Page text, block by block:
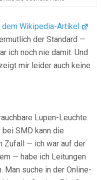
dem Wikipedia-Artikel
der Standard —
ich noch nie damit. Und
mir leider auch keine
Lupen-Leuchte.
SMD kann die
Zufall — ich war auf der
— habe ich Leitungen
suche in der Online-